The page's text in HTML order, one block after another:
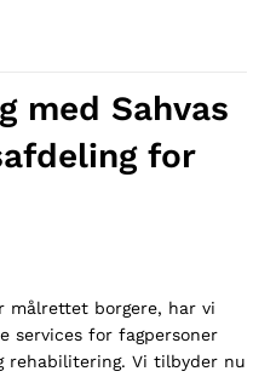
med Sahvas
for
målrettet borgere, har vi
services for fagpersoner
rehabilitering. Vi tilbyder nu